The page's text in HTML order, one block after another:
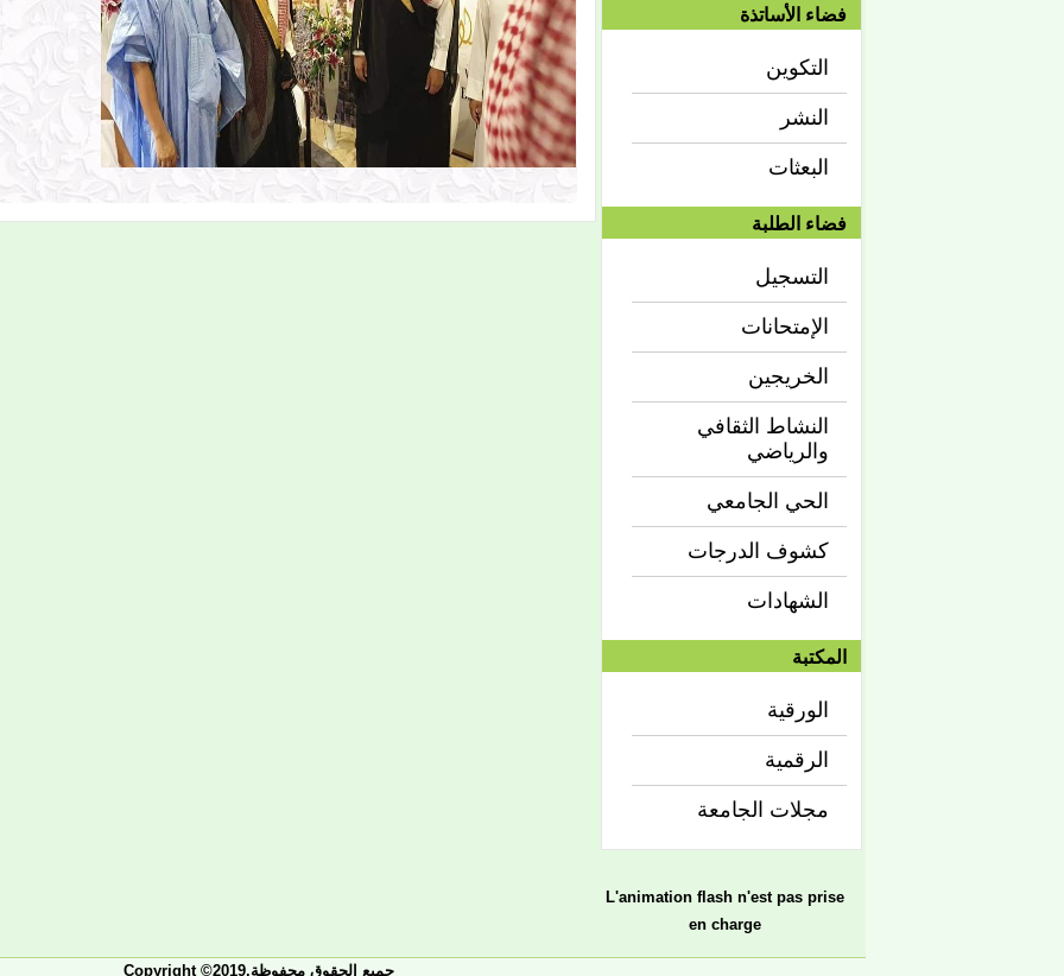
فضاء الأساتذة
التكوين
النشر
البعثات
فضاء الطلبة
التسجيل
الإمتحانات
الخريجين
النشاط الثقافي
والرياضي
الحي الجامعي
كشوف الدرجات
الشهادات
المكتبة
الورقية
الرقمية
مجلات الجامعة
L'animation flash n'est pas prise
en charge
Copyright ©2019.جميع الحقوق محفوظة